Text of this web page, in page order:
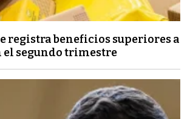
registra beneficios superiores a
el segundo trimestre